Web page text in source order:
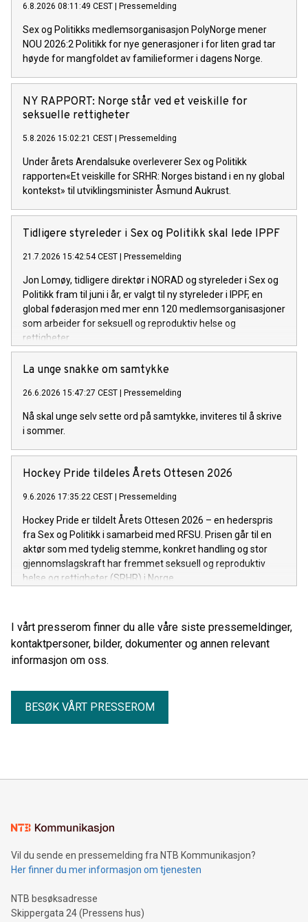
6.8.2026 08:11:49 CEST Pressemelding
Sex og Politikks medlemsorganisasjon PolyNorge mener
NOU 2026:2 Politikk for nye generasjoner i for liten grad tar
høyde for mangfoldet av familieformer i dagens Norge.
NY RAPPORT: Norge står ved et veiskille for
seksuelle rettigheter
5.8.2026 15:02:21 CEST Pressemelding
Under årets Arendalsuke overleverer Sex og Politikk
rapporten«Et veiskille for SRHR: Norges bistand i en ny global
kontekst» til utviklingsminister Åsmund Aukrust.
Tidligere styreleder i Sex og Politikk skal lede IPPF
21.7.2026 15:42:54 CEST Pressemelding
Jon Lomøy, tidligere direktør i NORAD og styreleder i Sex og
Politikk fram til juni i år, er valgt til ny styreleder i IPPF, en
global føderasjon med mer enn 120 medlemsorganisasjoner
som arbeider for seksuell og reproduktiv helse og
rettigheter.
La unge snakke om samtykke
26.6.2026 15:47:27 CEST Pressemelding
Nå skal unge selv sette ord på samtykke, inviteres til å skrive
i sommer.
Hockey Pride tildeles Årets Ottesen 2026
9.6.2026 17:35:22 CEST Pressemelding
Hockey Pride er tildelt Årets Ottesen 2026 – en hederspris
fra Sex og Politikk i samarbeid med RFSU. Prisen går til en
aktør som med tydelig stemme, konkret handling og stor
gjennomslagskraft har fremmet seksuell og reproduktiv
helse og rettigheter (SRHR) i Norge.
I vårt presserom finner du alle våre siste pressemeldinger,
kontaktpersoner, bilder, dokumenter og annen relevant
informasjon om oss.
BESØK VÅRT PRESSEROM
Vil du sende en pressemelding fra NTB Kommunikasjon?
Her finner du mer informasjon om tjenesten
NTB besøksadresse
Skippergata 24 (Pressens hus)